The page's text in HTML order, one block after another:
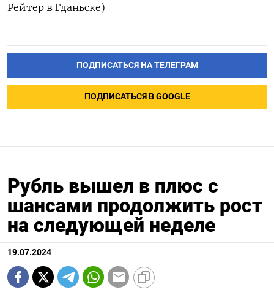
Рейтер в Гданьске)
ПОДПИСАТЬСЯ НА ТЕЛЕГРАМ
ПОДПИСАТЬСЯ В GOOGLE
Рубль вышел в плюс с
шансами продолжить рост
на следующей неделе
19.07.2024